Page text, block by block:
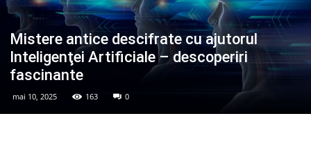
Mistere antice descifrate cu ajutorul
Inteligenţei Artificiale – descoperiri
fascinante
mai 10, 2025 163 0